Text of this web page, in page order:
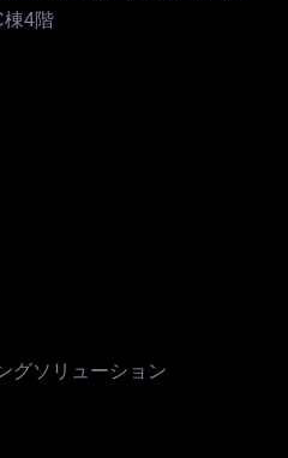
棟4階
グソリューション